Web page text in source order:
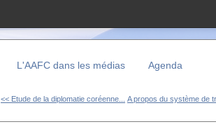
L'AAFC dans les médias Agenda
<< Etude de la diplomatie coréenne... A propos du système de